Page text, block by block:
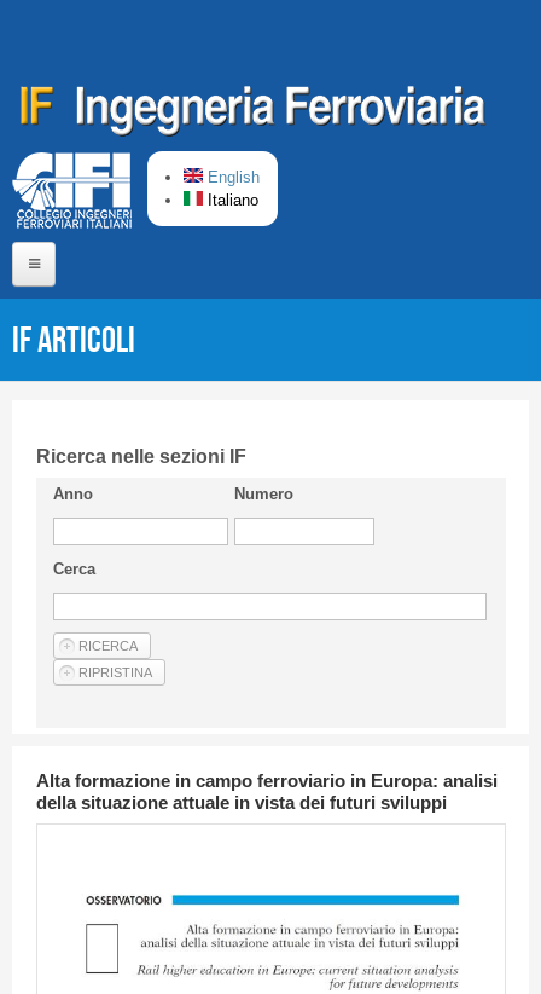
English
Italiano
CIFI in breve
Linee Guida
Privacy Policy
Articoli
IF Articoli
Ricerca nelle sezioni IF
Anno Numero
Cerca
Alta formazione in campo ferroviario in Europa: analisi
della situazione attuale in vista dei futuri sviluppi